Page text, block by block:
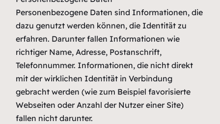
Personenbezogene Daten sind Informationen, die
dazu genutzt werden können, die Identität zu
erfahren. Darunter fallen Informationen wie
richtiger Name, Adresse, Postanschrift,
Telefonnummer. Informationen, die nicht direkt
mit der wirklichen Identität in Verbindung
gebracht werden (wie zum Beispiel favorisierte
Webseiten oder Anzahl der Nutzer einer Site)
fallen nicht darunter.